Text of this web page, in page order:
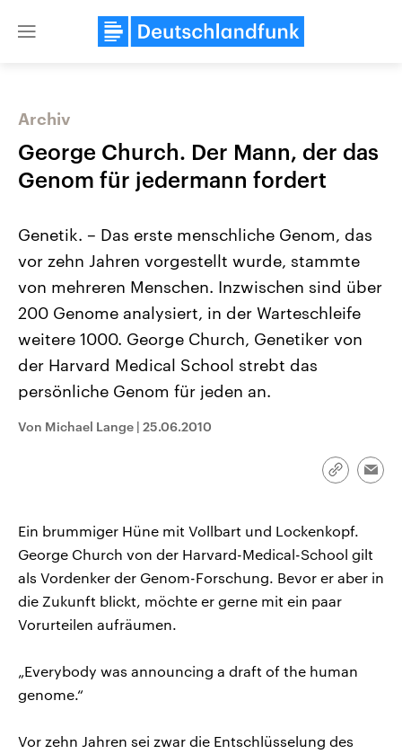
Close
Landtagswahl Sachsen-Anhalt
Alle Informationen
Sachsen-Anhalt wählt am 6.
September 2026 einen neuen
Landtag. Seit 2021 wird das
Bundesland von einer Koalition aus
Umfragen, Prognosen,
USA
Hintergründe
Wirtschaftlich und
gehören die Vereinigten
mit großem Einfluss auf
Archiv
George Church. Der Mann, der das
Genom für jedermann fordert
Genetik. – Das erste menschliche Genom, das
vor zehn Jahren vorgestellt wurde, stammte
von mehreren Menschen. Inzwischen sind über
200 Genome analysiert, in der Warteschleife
weitere 1000. George Church, Genetiker von
der Harvard Medical School strebt das
persönliche Genom für jeden an.
Von Michael Lange | 25.06.2010
Link
Ein brummiger Hüne mit Vollbart und Lockenkopf.
George Church von der Harvard-Medical-School gilt
als Vordenker der Genom-Forschung. Bevor er aber in
die Zukunft blickt, möchte er gerne mit ein paar
Vorurteilen aufräumen.
„Everybody was announcing a draft of the human
genome.“
Vor zehn Jahren sei zwar die Entschlüsselung des